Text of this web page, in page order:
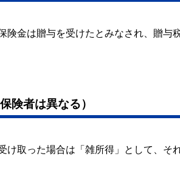
険金は贈与を受けたとみなされ、贈与
険者は異なる）
け取った場合は「雑所得」として、そ